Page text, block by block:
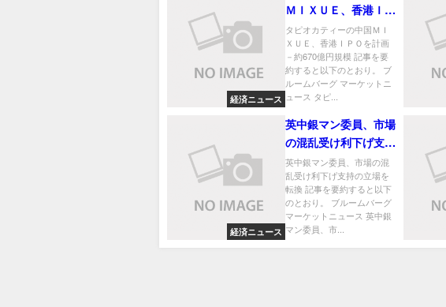
経済ニュース
ＭＩＸＵＥ、香港ＩＰ
Ｏを計画－約670億円
規模
タピオカティーの中国ＭＩ
ＸＵＥ、香港ＩＰＯを計画
－約670億円規模 記事を要
約すると以下のとおり。 ブ
ルームバーグ マーケットニ
ュース タピ...
経済ニュース
英中銀マン委員、市場
の混乱受け利下げ支持
の立場を転換
英中銀マン委員、市場の混
乱受け利下げ支持の立場を
転換 記事を要約すると以下
のとおり。 ブルームバーグ
マーケットニュース 英中銀
マン委員、市...